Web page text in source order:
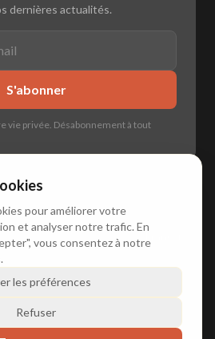
dernières actualités.
S'abonner
vie privée. Désabonnement à tout
🇩🇪 Deutsch •
• The Netherlands
pour améliorer votre
et analyser notre trafic. En
vous consentez à notre
les préférences
Refuser